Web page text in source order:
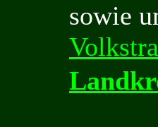
sowie